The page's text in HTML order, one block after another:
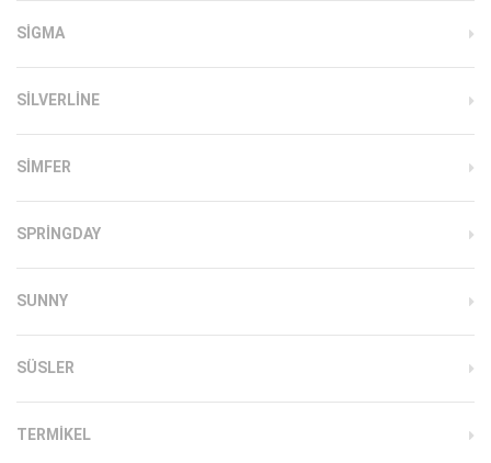
SIGMA
SILVERLINE
SIMFER
SPRINGDAY
SUNNY
SÜSLER
TERMIKEL